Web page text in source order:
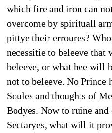
which fire and iron can
overcome by spirituall
pittye their erroures?
necessitie to beleeve that
beleeve, or what hee will
not to beleeve. No Prince
Soules and thoughts of
Bodyes. Now to ruine
Sectaryes, what will it